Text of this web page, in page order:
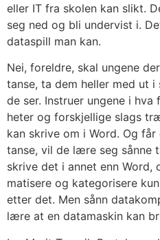
eller IT fra sko­len kan slikt.
seg ned og bli under­vist i.
data­spill man kan.
Nei, for­eld­re, skal unge­ne
tan­se, ta dem hel­ler med ut
de ser. Instru­er unge­ne i
heter og for­skjel­li­ge slags
kan skri­ve om i Word. Og
tan­se, vil de lære seg sån­ne
skri­ve det i annet enn
ma­ti­se­re og kate­go­ri­se­re
etter det. Men sånn
lære at en data­ma­skin kan